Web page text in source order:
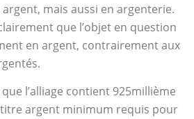
mais aussi en argenterie.
que l’objet en question
en argent, contrairement aux
l’alliage contient 925millième
titre argent minimum requis pour